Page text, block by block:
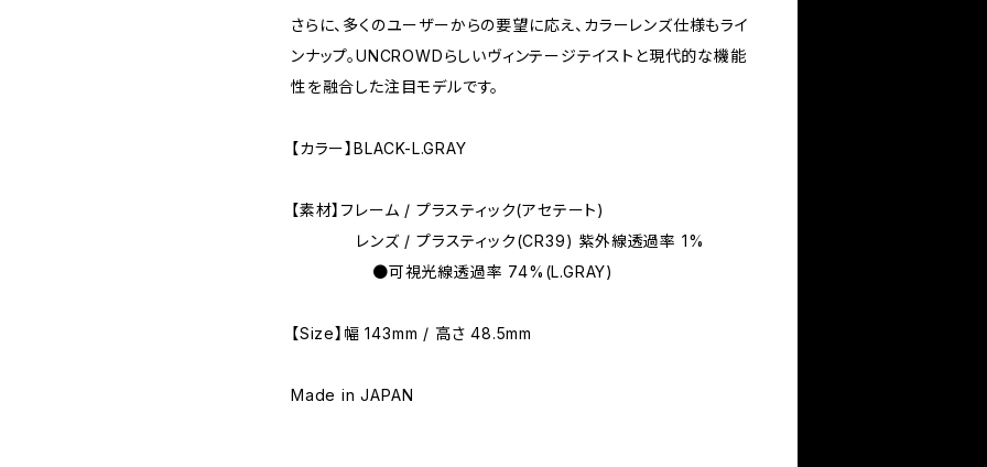
さらに、多くのユーザーからの要望に応え、カラーレンズ仕様もライ
ンナップ。UNCROWDらしいヴィンテージテイストと現代的な機能
性を融合した注目モデルです。
【カラー】BLACK-L.GRAY
【素材】フレーム / プラスティック(アセテート)
レンズ / プラスティック(CR39) 紫外線透過率 1%
●可視光線透過率 74%(L.GRAY)
【Size】幅 143mm / 高さ 48.5mm
Made in JAPAN